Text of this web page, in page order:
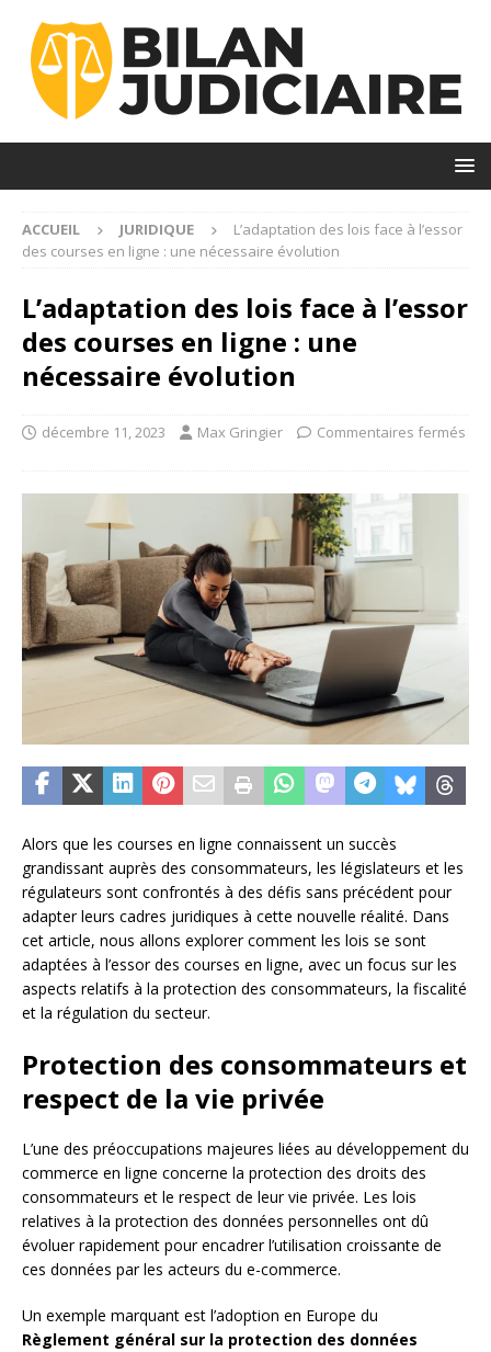
ACCUEIL JURIDIQUE
L’adaptation des lois face à l’essor
des courses en ligne : une nécessaire évolution
L’adaptation des lois face à l’essor
des courses en ligne : une
nécessaire évolution
décembre 11, 2023 Max Gringier Commentaires fermés
Alors que les courses en ligne connaissent un succès
grandissant auprès des consommateurs, les législateurs et les
régulateurs sont confrontés à des défis sans précédent pour
adapter leurs cadres juridiques à cette nouvelle réalité. Dans
cet article, nous allons explorer comment les lois se sont
adaptées à l’essor des courses en ligne, avec un focus sur les
aspects relatifs à la protection des consommateurs, la fiscalité
et la régulation du secteur.
Protection des consommateurs et
respect de la vie privée
L’une des préoccupations majeures liées au développement du
commerce en ligne concerne la protection des droits des
consommateurs et le respect de leur vie privée. Les lois
relatives à la protection des données personnelles ont dû
évoluer rapidement pour encadrer l’utilisation croissante de
ces données par les acteurs du e-commerce.
Un exemple marquant est l’adoption en Europe du
Règlement général sur la protection des données